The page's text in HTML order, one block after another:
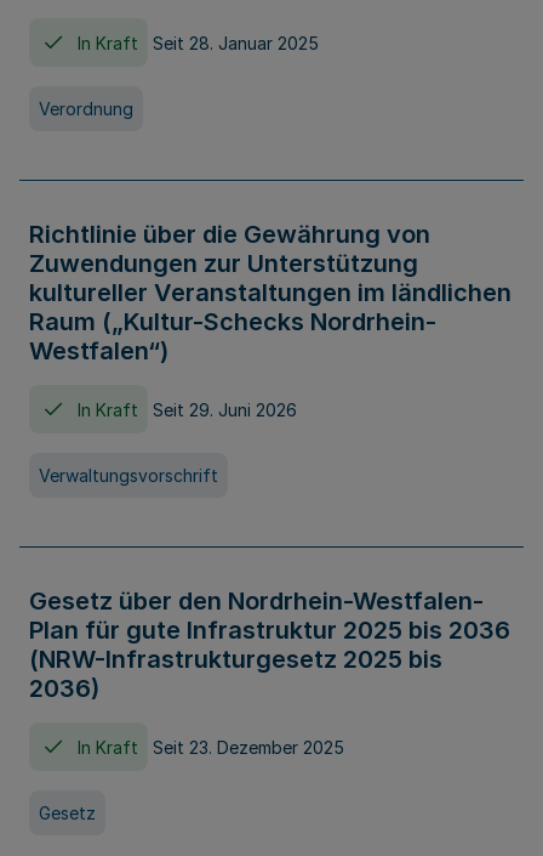
In Kraft Seit 28. Januar 2025
Verordnung
Richtlinie über die Gewährung von
Zuwendungen zur Unterstützung
kultureller Veranstaltungen im ländlichen
Raum („Kultur-Schecks Nordrhein-
Westfalen“)
In Kraft Seit 29. Juni 2026
Verwaltungsvorschrift
Gesetz über den Nordrhein-Westfalen-
Plan für gute Infrastruktur 2025 bis 2036
(NRW-Infrastrukturgesetz 2025 bis
2036)
In Kraft Seit 23. Dezember 2025
Gesetz